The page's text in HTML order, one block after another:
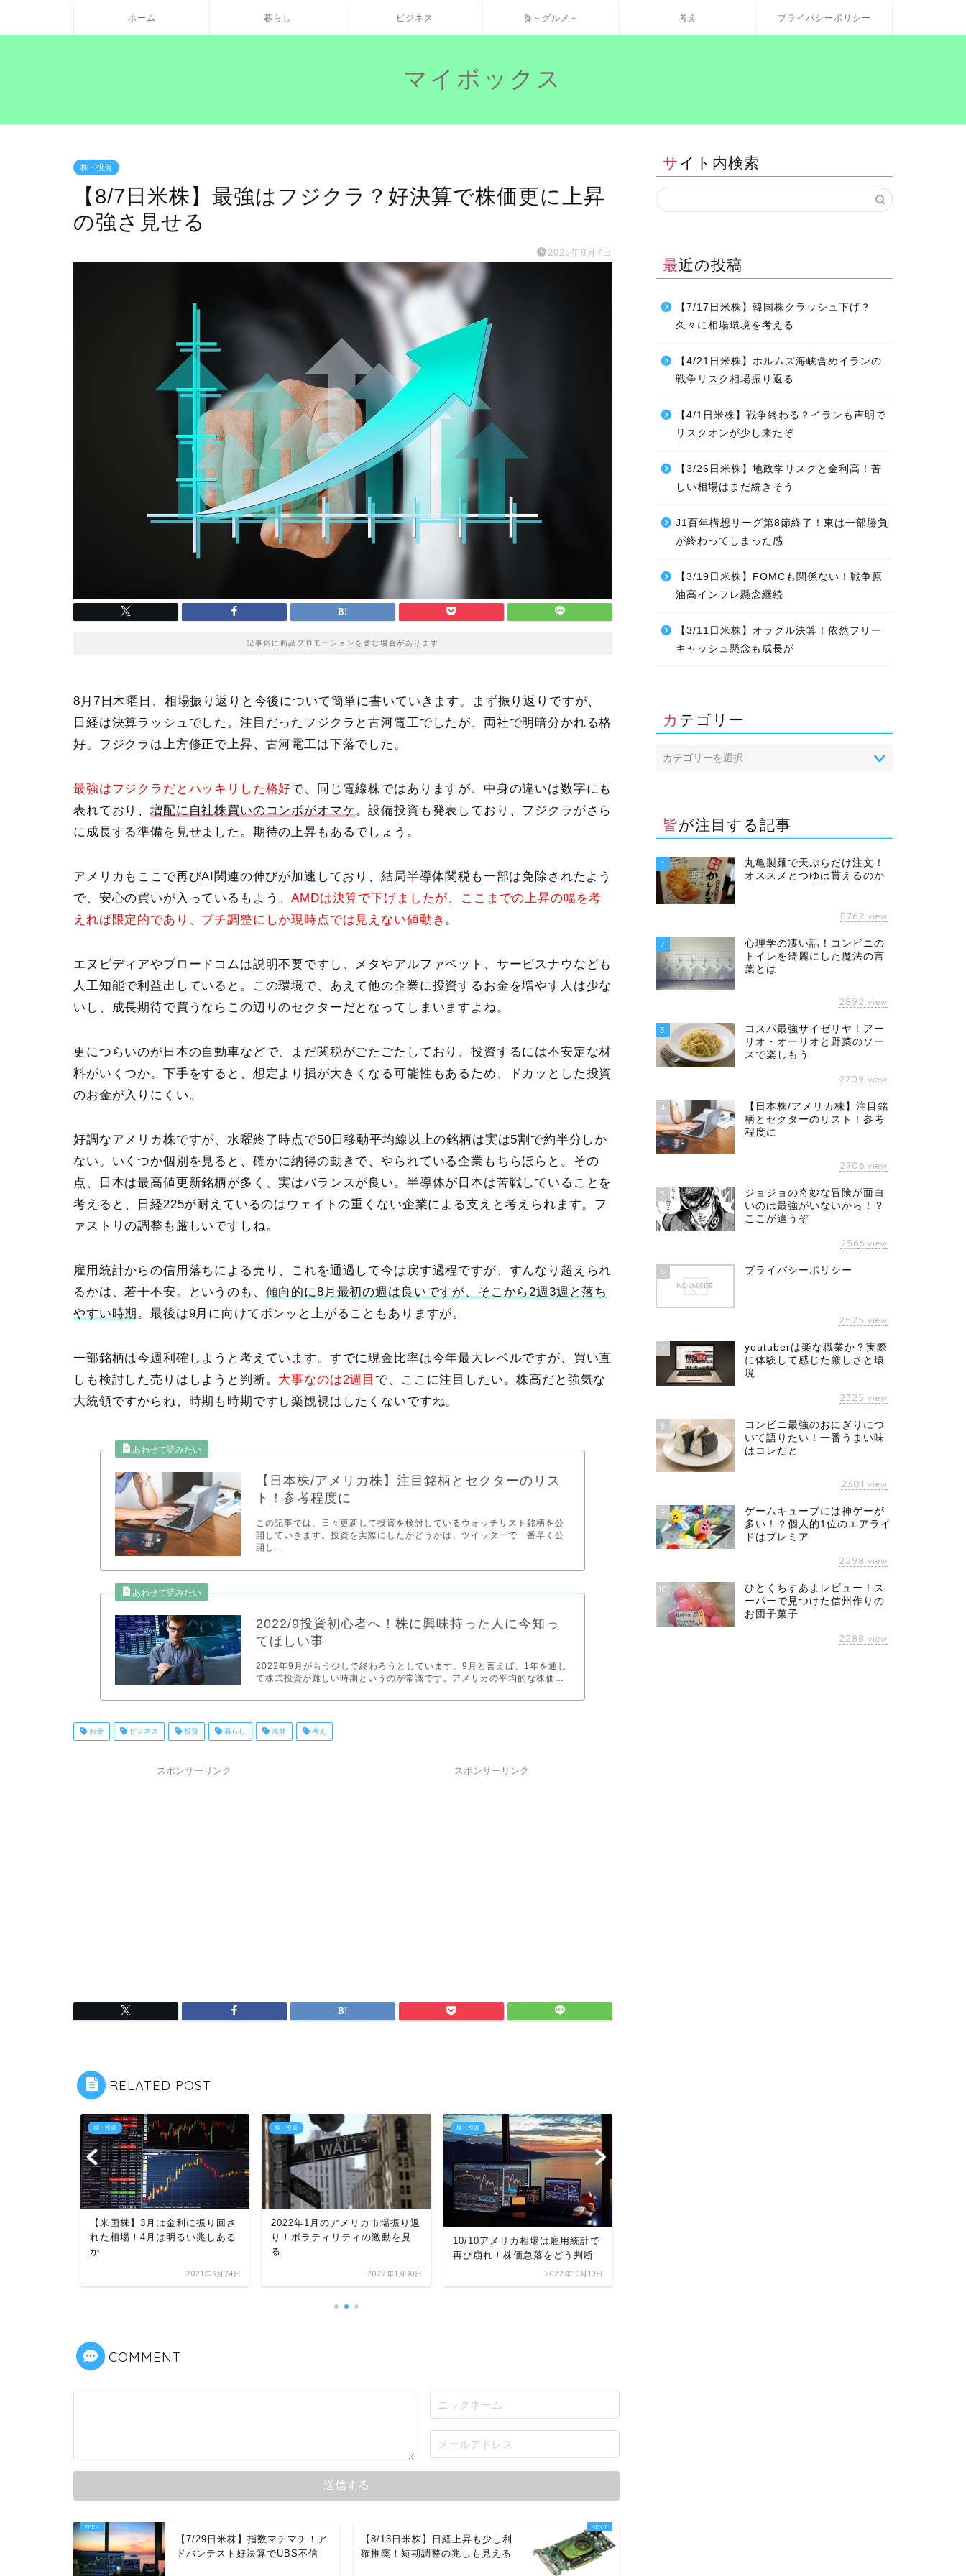
ホーム 暮らし ビジネス 食～グルメ～ 考え プライバシーポリシー
マイボックス
株・投資
【8/7日米株】最強はフジクラ？好決算で株価更に上昇
の強さ見せる
2025年8月7日
記事内に商品プロモーションを含む場合があります
8月7日木曜日、相場振り返りと今後について簡単に書いていきます。まず振り返りですが、
日経は決算ラッシュでした。注目だった フジクラと古河電工でしたが、両社で明暗分かれる格
好。フジクラは上方修正で上昇、古河電工は下落でした。
最強はフジクラだとハッキリした格好で、同じ電線株ではありますが、中身の違いは数字にも
表れており、増配に自社株買いのコンボがオマケ。設備投資も発表しており、フジクラがさら
に成長する準備を見せました。期待の上昇もあるでしょう。
アメリカもここで再びAI関連の伸びが加速しており、結局半導体関税も一部は免除されたよう
で、安心の買いが入っているもよう。AMDは決算で下げましたが、ここまでの上昇の幅を考
えれば限定的であり、プチ調整にしか現時点では見えない値動き 。
エヌビディアやブロードコムは説明不要ですし、メタやアルファベット、サービスナウなども
人工知能で利益出していると。この環境で、あえて他の企業に投資するお金を増やす人は少な
いし、成長期待で買うならこの辺りのセクターだとなってしまいますよね。
更につらいのが日本の自動車などで、まだ関税がごたごたしており、投資するには不安定な材
料がいくつか。下手をすると、想定より損が大きくなる可能性もあるため、ドカッとした投資
のお金が入りにくい。
好調なアメリカ株ですが、水曜終了時点で50日移動平均線以上の銘柄は実は5割で約半分しか
ない。いくつか個別を見ると、確かに納得の動きで、やられている企業もちらほらと。その
点、日本は最高値更新銘柄が多く、実はバランスが良い。半導体が日本は苦戦していることを
考えると、日経225が耐えているのはウェイトの重くない企業による支えと考えられます。フ
ァストリの調整も厳しいですしね。
雇用統計からの信用落ちによる売り、これを通過して今は戻す過程ですが、すんなり超えられ
るかは、若干不安。というのも、 傾向的に8月最初の週は良いですが、そこから2週3週と落ち
やすい時期 。最後は9月に向けてポンッと上がることもありますが。
一部銘柄は今週利確しようと考えています。すでに現金比率は今年最大レベルですが、買い直
しも検討した売りはしようと判断。 大事なのは2週目 で、ここに注目したい。株高だと強気な
大統領ですからね、時期も時期ですし楽観視はしたくないですね。
【日本株/アメリカ株】注目銘柄とセクターのリス
ト！参考程度に
この記事では、日々更新して投資を検討しているウォッチリスト銘柄を公
開していきます。投資を実際にしたかどうかは、ツイッターで一番早く公
開し...
2022/9投資初心者へ！株に興味持った人に今知っ
てほしい事
2022年9月がもう少しで終わろうとしています。9月と言えば、1年を通し
て株式投資が難しい時期というのが常識です。アメリカの平均的な株価...
お金 ビジネス 投資 暮らし 海外 考え
スポンサーリンク スポンサーリンク
RELATED POST
株・投資
【米国株】3月は金利に振り回さ
れた相場！4月は明るい兆しある
か
2021年3月24日
株・投資
2022年1月のアメリカ市場振り返
り！ボラティリティの激動を見
る
2022年1月30日
株・投資
10/10アメリカ相場は雇用統計で
再び崩れ！株価急落をどう判断
2022年10月10日
COMMENT
【7/29日米株】指数マチマチ！ア
ドバンテスト好決算でUBS不信
【8/13日米株】日経上昇も少し利
確推奨！短期調整の兆しも見える
サイト内検索
最近の投稿
【7/17日米株】韓国株クラッシュ下げ？
久々に相場環境を考える
【4/21日米株】ホルムズ海峡含めイランの
戦争リスク相場振り返る
【4/1日米株】戦争終わる？イランも声明で
リスクオンが少し来たぞ
【3/26日米株】地政学リスクと金利高！苦
しい相場はまだ続きそう
J1百年構想リーグ第8節終了！東は一部勝負
が終わってしまった感
【3/19日米株】FOMCも関係ない！戦争原
油高インフレ懸念継続
【3/11日米株】オラクル決算！依然フリー
キャッシュ懸念も成長が
カテゴリー
皆が注目する記事
1
丸亀製麺で天ぷらだけ注文！
オススメとつゆは貰えるのか
8762 view
2
心理学の凄い話！コンビニの
トイレを綺麗にした魔法の言
葉とは
2892 view
3
コスパ最強サイゼリヤ！アー
リオ・オーリオと野菜のソー
スで楽しもう
2709 view
4
【日本株/アメリカ株】注目銘
柄とセクターのリスト！参考
程度に
2706 view
5
ジョジョの奇妙な冒険が面白
いのは最強がいないから！？
ここが違うぞ
2566 view
6 プライバシーポリシー
2525 view
7
youtuberは楽な職業か？実際
に体験して感じた厳しさと環
境
2325 view
8
コンビニ最強のおにぎりにつ
いて語りたい！一番うまい味
はコレだと
2301 view
9
ゲームキューブには神ゲーが
多い！？個人的1位のエアライ
ドはプレミア
2298 view
10
ひとくちすあまレビュー！ス
ーパーで見つけた信州作りの
お団子菓子
2288 view